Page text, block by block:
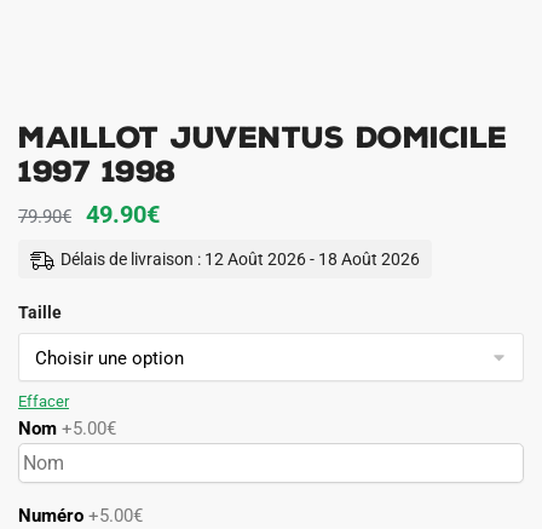
Maillot Juventus Domicile
1997 1998
79.90€
Le
prix
79.90€.
49.90€Le
prix
49.90€.
Délais de livraison : 12 Août 2026 - 18 Août 2026
Taille
Effacer
Nom +5.00€
Numéro +5.00€